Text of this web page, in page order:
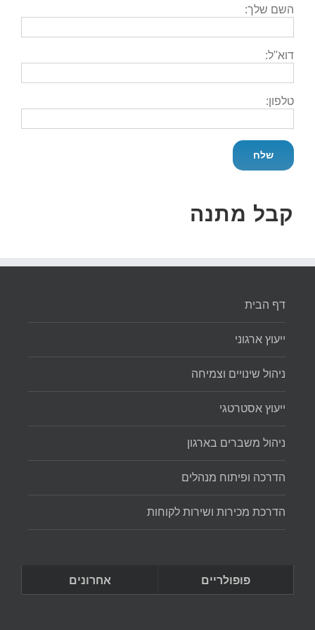
השם שלך:
דוא''ל:
טלפון:
קבל מתנה
דף הבית
ייעוץ ארגוני
ניהול שינויים וצמיחה
ייעוץ אסטרטגי
ניהול משברים בארגון
הדרכה ופיתוח מנהלים
הדרכת מכירות ושירות לקוחות
פופולריים אחרונים